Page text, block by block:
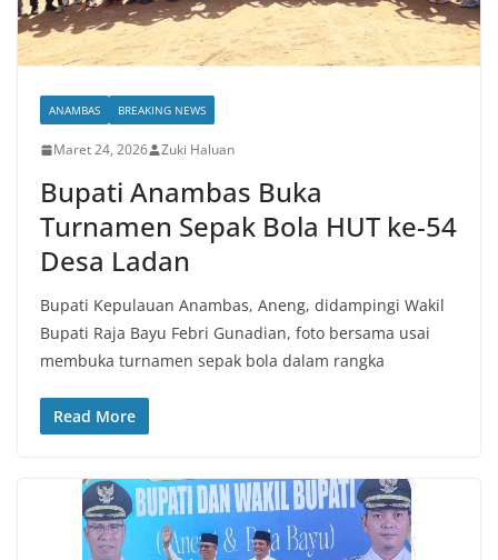
ANAMBAS BREAKING NEWS
Maret 24, 2026 Zuki Haluan
Bupati Anambas Buka
Turnamen Sepak Bola HUT ke-54
Desa Ladan
Bupati Kepulauan Anambas, Aneng, didampingi Wakil
Bupati Raja Bayu Febri Gunadian, foto bersama usai
membuka turnamen sepak bola dalam rangka
Read More